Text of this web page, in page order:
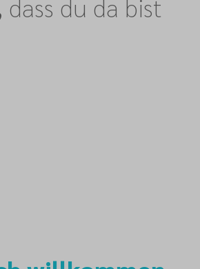
dass du da bist